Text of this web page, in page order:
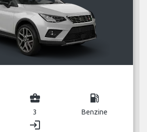
business_center
3
local_gas_station
Benzine
login